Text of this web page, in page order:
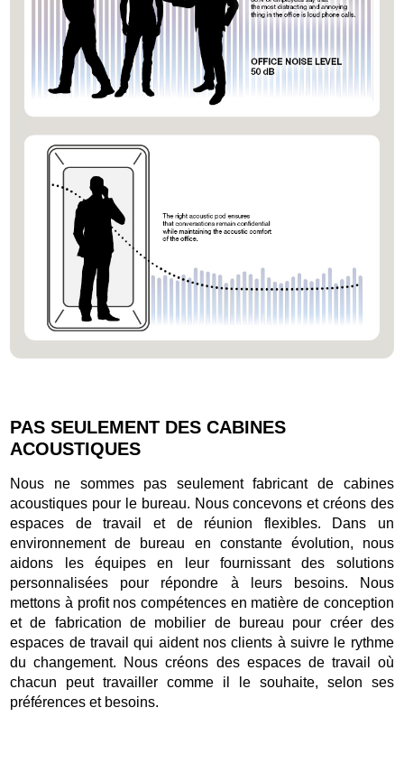
PAS SEULEMENT DES CABINES
ACOUSTIQUES
Nous ne sommes pas seulement fabricant de cabines
acoustiques pour le bureau. Nous concevons et créons des
espaces de travail et de réunion flexibles. Dans un
environnement de bureau en constante évolution, nous
aidons les équipes en leur fournissant des solutions
personnalisées pour répondre à leurs besoins. Nous
mettons à profit nos compétences en matière de conception
et de fabrication de mobilier de bureau pour créer des
espaces de travail qui aident nos clients à suivre le rythme
du changement. Nous créons des espaces de travail où
chacun peut travailler comme il le souhaite, selon ses
préférences et besoins.